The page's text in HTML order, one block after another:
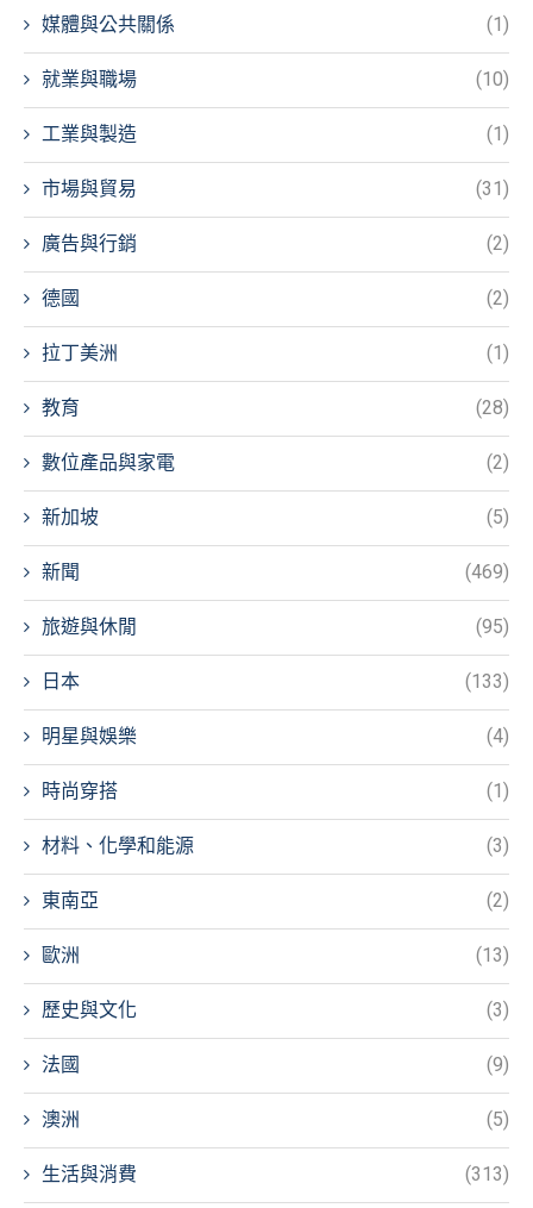
媒體與公共關係 (1)
就業與職場 (10)
工業與製造 (1)
市場與貿易 (31)
廣告與行銷 (2)
德國 (2)
拉丁美洲 (1)
教育 (28)
數位產品與家電 (2)
新加坡 (5)
新聞 (469)
旅遊與休閒 (95)
日本 (133)
明星與娛樂 (4)
時尚穿搭 (1)
材料、化學和能源 (3)
東南亞 (2)
歐洲 (13)
歷史與文化 (3)
法國 (9)
澳洲 (5)
生活與消費 (313)